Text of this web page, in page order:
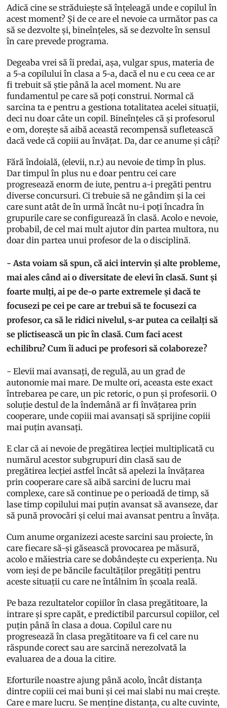
Adică cine se străduiește să înțeleagă unde e copilul în
acest moment? Și de ce are el nevoie ca următor pas ca
să se dezvolte și, bineînțeles, să se dezvolte în sensul
în care prevede programa.
Degeaba vrei să îi predai, așa, vulgar spus, materia de
a 5-a copilului în clasa a 5-a, dacă el nu e cu ceea ce ar
fi trebuit să știe până la acel moment. Nu are
fundamentul pe care să poți construi. Normal că
sarcina ta e pentru a gestiona totalitatea acelei situații,
deci nu doar câte un copil. Bineînțeles că și profesorul
e om, dorește să aibă această recompensă sufletească
dacă vede că copiii au învățat. Da, dar ce anume și câți?
Fără îndoială, (elevii, n.r.) au nevoie de timp în plus.
Dar timpul în plus nu e doar pentru cei care
progresează enorm de iute, pentru a-i pregăti pentru
diverse concursuri. Ci trebuie să ne gândim și la cei
care sunt atât de în urmă încât nu-i poți încadra în
grupurile care se configurează în clasă. Acolo e nevoie,
probabil, de cel mai mult ajutor din partea multora, nu
doar din partea unui profesor de la o disciplină.
- Asta voiam să spun, că aici intervin și alte probleme,
mai ales când ai o diversitate de elevi în clasă. Sunt și
foarte mulți, ai pe de-o parte extremele și dacă te
focusezi pe cei pe care ar trebui să te focusezi ca
profesor, ca să le ridici nivelul, s-ar putea ca ceilalți să
se plictisească un pic în clasă. Cum faci acest
echilibru? Cum îi aduci pe profesori să colaboreze?
- Elevii mai avansați, de regulă, au un grad de
autonomie mai mare. De multe ori, aceasta este exact
întrebarea pe care, un pic retoric, o pun și profesorii. O
soluție destul de la îndemână ar fi învățarea prin
cooperare, unde copiii mai avansați să sprijine copiii
mai puțin avansați.
E clar că ai nevoie de pregătirea lecției multiplicată cu
numărul acestor subgrupuri din clasă sau de
pregătirea lecției astfel încât să apelezi la învățarea
prin cooperare care să aibă sarcini de lucru mai
complexe, care să continue pe o perioadă de timp, să
lase timp copilului mai puțin avansat să avanseze, dar
să pună provocări și celui mai avansat pentru a învăța.
Cum anume organizezi aceste sarcini sau proiecte, în
care fiecare să-și găsească provocarea pe măsură,
acolo e măiestria care se dobândește cu experiența. Nu
vom ieși de pe băncile facultăților pregătiți pentru
aceste situații cu care ne întâlnim în școala reală.
Pe baza rezultatelor copiilor în clasa pregătitoare, la
intrare și spre capăt, e predictibil parcursul copiilor, cel
puțin până în clasa a doua. Copilul care nu
progresează în clasa pregătitoare va fi cel care nu
răspunde corect sau are sarcină nerezolvată la
evaluarea de a doua la citire.
Eforturile noastre ajung până acolo, încât distanța
dintre copiii cei mai buni și cei mai slabi nu mai crește.
Care e mare lucru. Se menține distanța, cu alte cuvinte,